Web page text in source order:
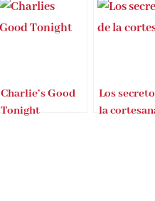
Charlie’s Good
Tonight
Los
la